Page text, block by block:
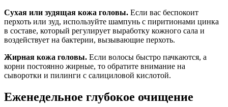
Сухая или зудящая кожа головы. Если вас беспокоит
перхоть или зуд, используйте шампунь с пиритионами цинка
в составе, который регулирует выработку кожного сала и
воздействует на бактерии, вызывающие перхоть.
Жирная кожа головы. Если волосы быстро пачкаются, а
корни постоянно жирные, то обратите внимание на
сыворотки и пилинги с салициловой кислотой.
Еженедельное глубокое очищение